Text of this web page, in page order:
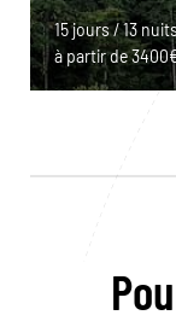
15 jours / 13
à partir de